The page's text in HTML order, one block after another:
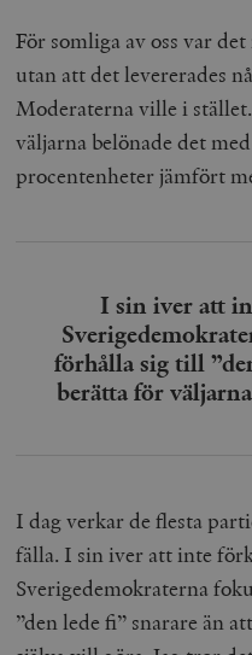
För somliga av oss var
utan att det levererades
Moderaterna ville i
väljarna belönade det
procentenheter jämfört
I sin iver att
förhålla sig till
berätta för
I dag verkar de flesta
fälla. I sin iver att inte
Sverigedemokraterna
”den lede fi” snarare än